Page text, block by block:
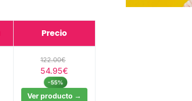
Precio
122.00€
54.95€
-55%
Ver producto →